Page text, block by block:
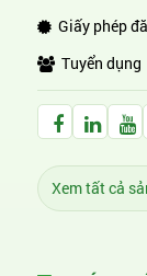
Giấy phép
Tuyển dụng
Facebook
Xem tất cả